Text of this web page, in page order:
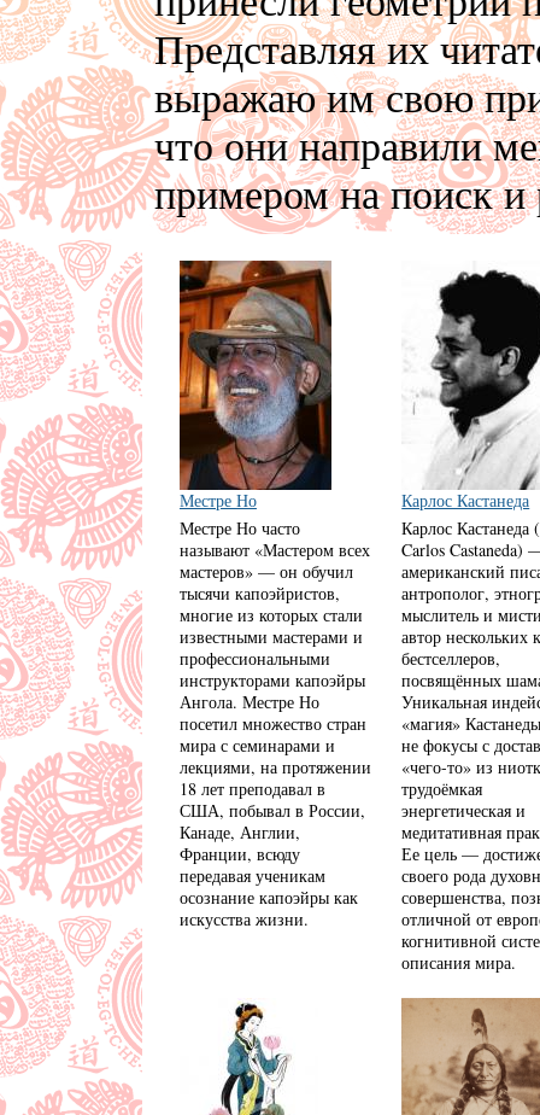
Представляя их
выражаю им свою
что они направили
примером на поиск и
Местре Но
Местре Но часто
называют «Мастером всех
мастеров» — он обучил
тысячи капоэйристов,
многие из которых стали
известными мастерами и
профессиональными
инструкторами капоэйры
Ангола. Местре Но
посетил множество стран
мира с семинарами и
лекциями, на протяжении
18 лет преподавал в
США, побывал в России,
Канаде, Англии,
Франции, всюду
передавая ученикам
осознание капоэйры как
искусства жизни.
Карлос Кастанеда
Карлос Кастанеда
Carlos Castaneda)
американский
антрополог,
мыслитель и
автор нескольких
бестселлеров,
посвящённых
Уникальная
«магия»
не фокусы с
«чего-то» из
трудоёмкая
энергетическая и
медитативная
Ее цель —
своего рода
совершенства,
отличной от
когнитивной
описания мира.